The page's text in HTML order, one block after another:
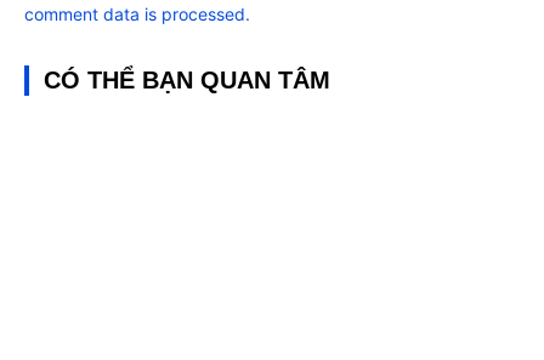
comment data is processed.
CÓ THỂ BẠN QUAN TÂM